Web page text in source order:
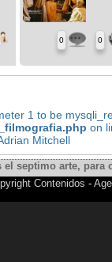
0 0
1 to be
on
Mitchell
el septimo arte,
Contenidos -